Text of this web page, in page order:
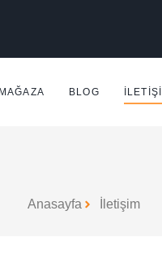
MAĞAZA BLOG
Anasayfa İletişim